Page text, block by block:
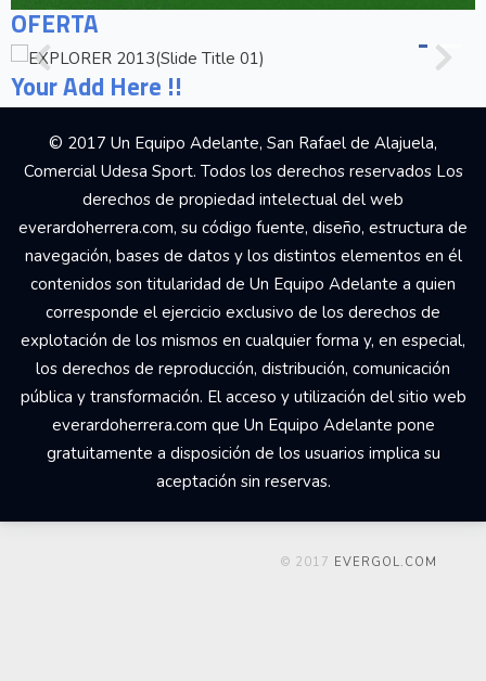
OFERTA
Your Add Here !!
© 2017 Un Equipo Adelante, San Rafael de Alajuela,
Comercial Udesa Sport. Todos los derechos reservados Los
derechos de propiedad intelectual del web
everardoherrera.com, su código fuente, diseño, estructura de
navegación, bases de datos y los distintos elementos en él
contenidos son titularidad de Un Equipo Adelante a quien
corresponde el ejercicio exclusivo de los derechos de
explotación de los mismos en cualquier forma y, en especial,
los derechos de reproducción, distribución, comunicación
pública y transformación. El acceso y utilización del sitio web
everardoherrera.com que Un Equipo Adelante pone
gratuitamente a disposición de los usuarios implica su
aceptación sin reservas.
© 2017 EVERGOL.COM